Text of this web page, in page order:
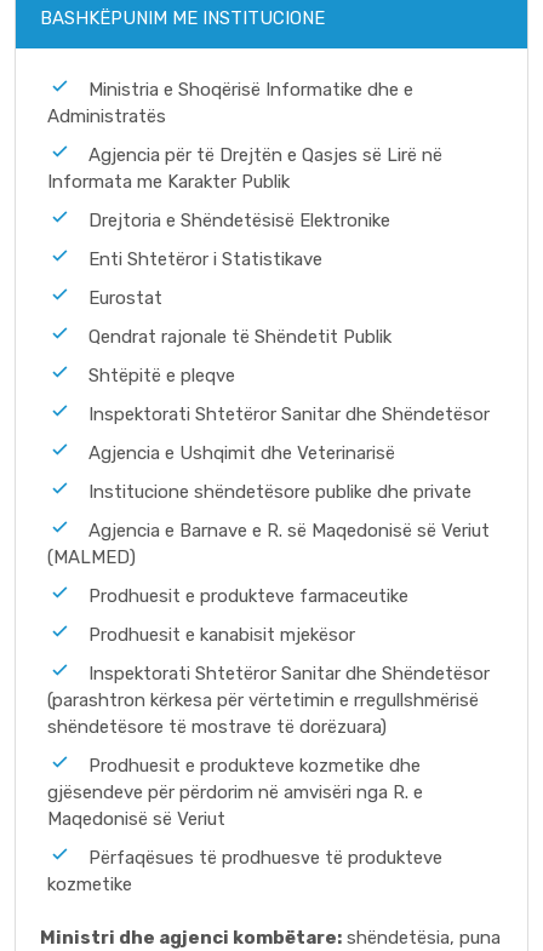
BASHKËPUNIM ME INSTITUCIONE
Ministria e Shoqërisë Informatike dhe e
Administratës
Agjencia për të Drejtën e Qasjes së Lirë në
Informata me Karakter Publik
Drejtoria e Shëndetësisë Elektronike
Enti Shtetëror i Statistikave
Eurostat
Qendrat rajonale të Shëndetit Publik
Shtëpitë e pleqve
Inspektorati Shtetëror Sanitar dhe Shëndetësor
Agjencia e Ushqimit dhe Veterinarisë
Institucione shëndetësore publike dhe private
Agjencia e Barnave e R. së Maqedonisë së Veriut
(MALMED)
Prodhuesit e produkteve farmaceutike
Prodhuesit e kanabisit mjekësor
Inspektorati Shtetëror Sanitar dhe Shëndetësor
(parashtron kërkesa për vërtetimin e rregullshmërisë
shëndetësore të mostrave të dorëzuara)
Prodhuesit e produkteve kozmetike dhe
gjësendeve për përdorim në amvisëri nga R. e
Maqedonisë së Veriut
Përfaqësues të prodhuesve të produkteve
kozmetike
Ministri dhe agjenci kombëtare: shëndetësia, puna